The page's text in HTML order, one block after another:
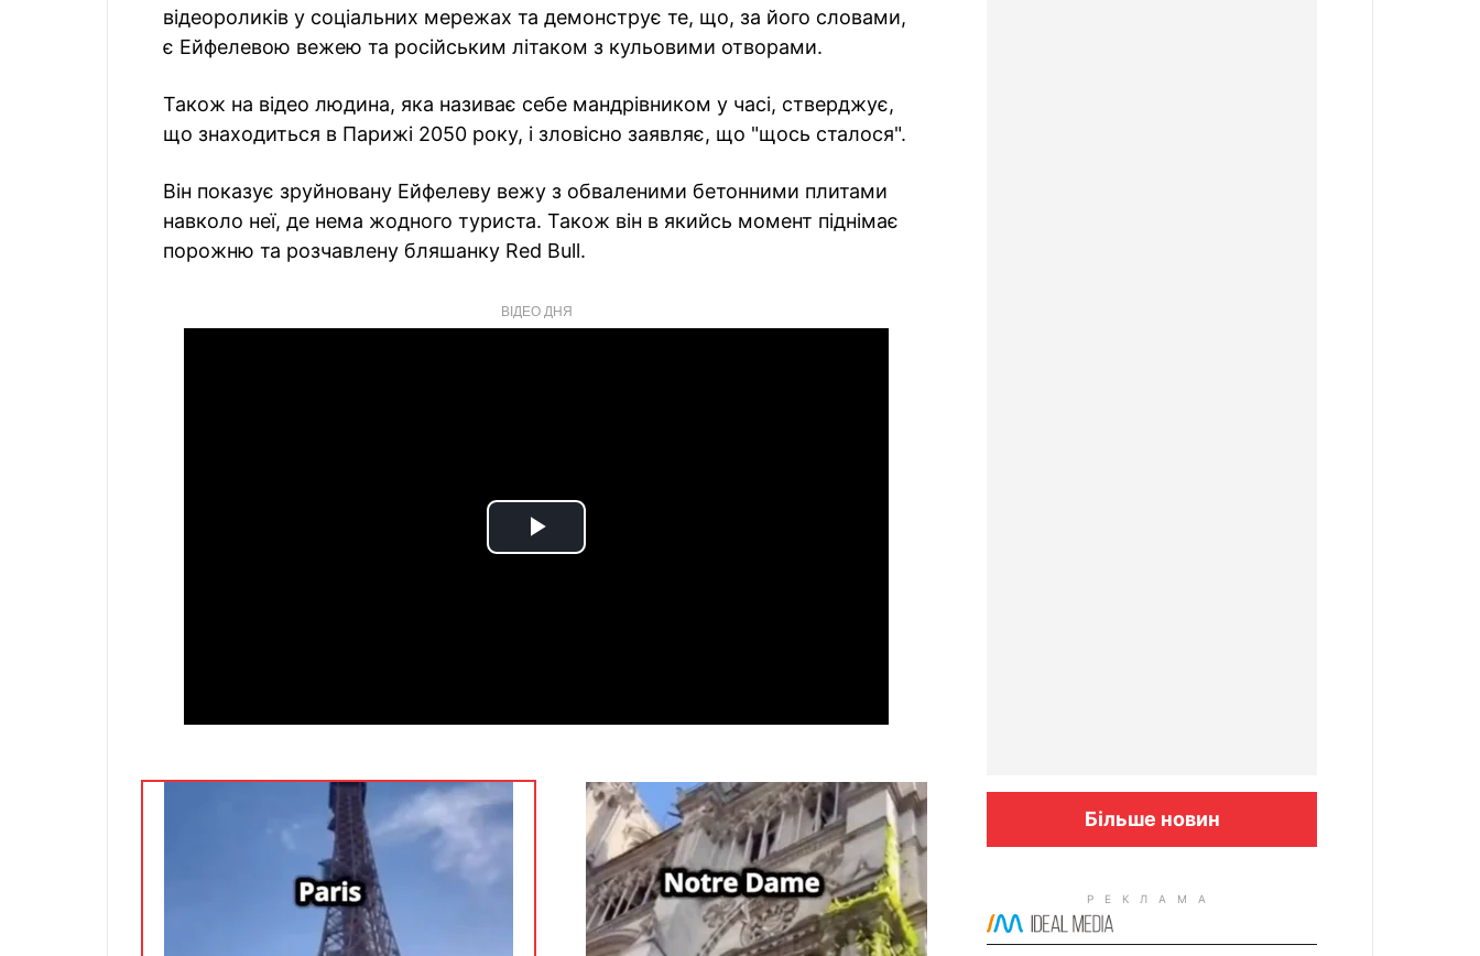
відеороликів у соціальних мережах та демонструє те, що, за його словами,
є Ейфелевою вежею та російським літаком з кульовими отворами.
Також на відео людина, яка називає себе мандрівником у часі, стверджує,
що знаходиться в Парижі 2050 року, і зловісно заявляє, що "щось сталося".
Він показує зруйновану Ейфелеву вежу з обваленими бетонними плитами
навколо неї, де нема жодного туриста. Також він в якийсь момент піднімає
порожню та розчавлену бляшанку Red Bull.
ВІДЕО ДНЯ
Play
Більше новин
Patients Are Quietly Using This
Liver Fix